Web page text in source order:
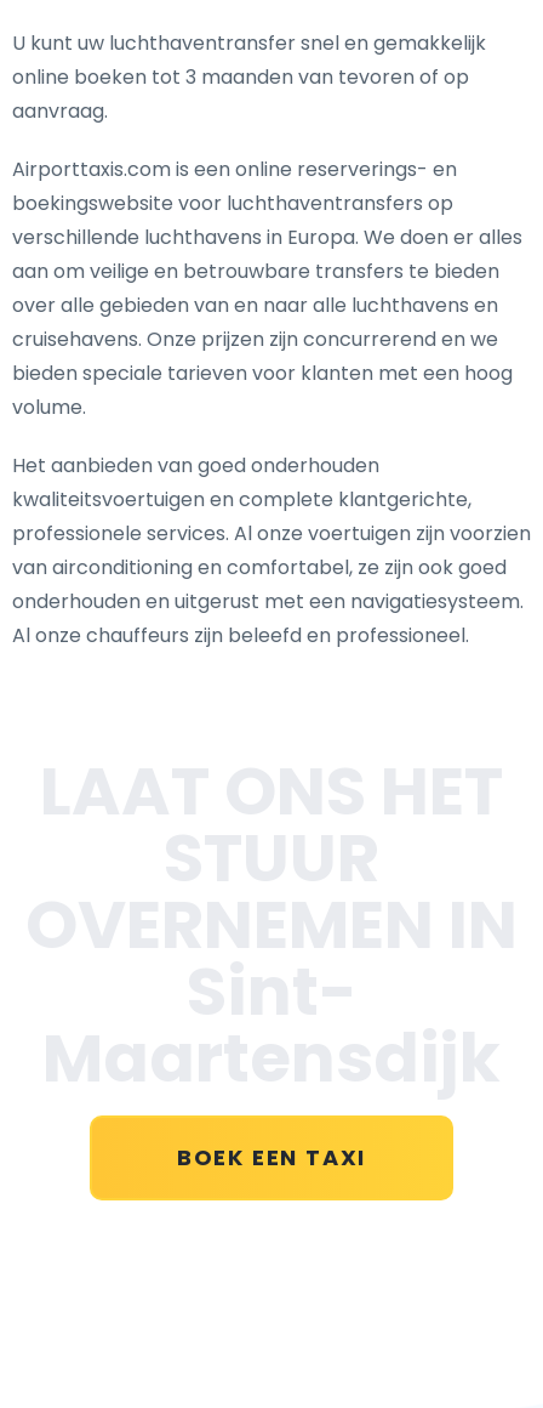
U kunt uw luchthaventransfer snel en gemakkelijk
online boeken tot 3 maanden van tevoren of op
aanvraag.
Airporttaxis.com is een online reserverings- en
boekingswebsite voor luchthaventransfers op
verschillende luchthavens in Europa. We doen er alles
aan om veilige en betrouwbare transfers te bieden
over alle gebieden van en naar alle luchthavens en
cruisehavens. Onze prijzen zijn concurrerend en we
bieden speciale tarieven voor klanten met een hoog
volume.
Het aanbieden van goed onderhouden
kwaliteitsvoertuigen en complete klantgerichte,
professionele services. Al onze voertuigen zijn voorzien
van airconditioning en comfortabel, ze zijn ook goed
onderhouden en uitgerust met een navigatiesysteem.
Al onze chauffeurs zijn beleefd en professioneel.
BOEK EEN TAXI